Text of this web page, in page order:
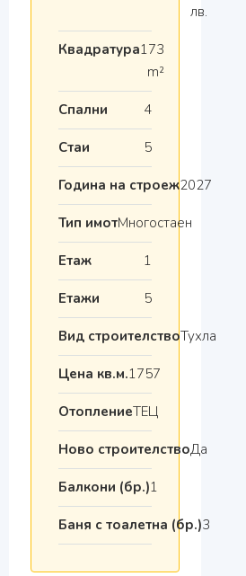
лв.
Квадратура173
m²
Спални 4
Стаи 5
Година на строеж2027
Тип имотМногостаен
Етаж 1
Етажи 5
Вид строителствоТухла
Цена кв.м.1757
ОтоплениеТЕЦ
Ново строителствоДа
Балкони (бр.)1
Баня с тоалетна (бр.)3